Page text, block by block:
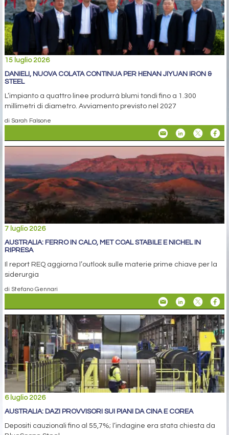
15 luglio 2026
DANIELI, NUOVA COLATA CONTINUA PER HENAN JIYUAN IRON &
STEEL
L’impianto a quattro linee produrrà blumi tondi fino a 1.300
millimetri di diametro. Avviamento previsto nel 2027
di Sarah Falsone
7 luglio 2026
AUSTRALIA: FERRO IN CALO, MET COAL STABILE E NICHEL IN
RIPRESA
Il report REQ aggiorna l’outlook sulle materie prime chiave per la
siderurgia
di Stefano Gennari
6 luglio 2026
AUSTRALIA: DAZI PROVVISORI SUI PIANI DA CINA E COREA
Depositi cauzionali fino al 55,7%; l’indagine era stata chiesta da